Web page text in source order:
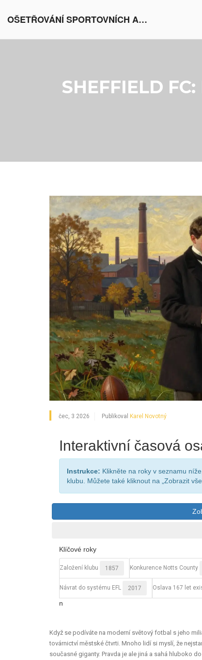
OŠETŘOVÁNÍ SPORTOVNÍCH AKTIVIT V EVROPĚ
SHEFFIELD
čec, 3 2026 Publikoval Karel Novotný
Interaktivní časová
Instrukce: Klikněte na roky v seznamu
klubu. Můžete také kliknout na „Zobrazit
Klíčové roky
Založení klubu 1857 Konkurence Notts County
Návrat do systému EFL 2017 Oslava 167 let
n
Když se podíváte na moderní světový fotbal s jeho
továrnictví městské čtvrti. Mnoho lidí si myslí, že
současné giganty. Pravda je ale jiná a sahá hluboko